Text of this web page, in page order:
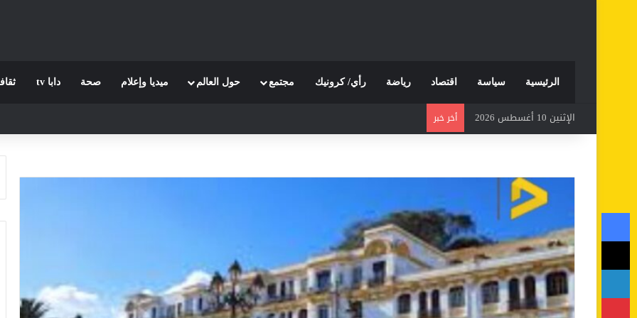
الرئيسية سياسة اقتصاد رياضة رأي/ كرونيك مجتمع حول العالم ميديا وإعلام صحة دابا tv
الإثنين 10 أغسطس 2026 أخر خبر
لينكدإن
بينتيريست